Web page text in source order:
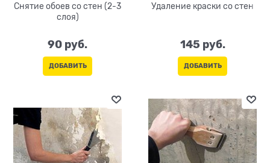
Снятие обоев со стен (2-3
слоя)
90 руб.
ДОБАВИТЬ
Удаление краски со стен
145 руб.
ДОБАВИТЬ